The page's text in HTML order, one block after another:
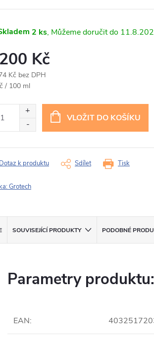
2 ks
Kč
Kč bez DPH
/ 100 ml
VLOŽIT DO KOŠÍKU
Tisk
k produktu Sdílet
Grotech
SOUVISEJÍCÍ PRODUKTY PODOBNÉ
Parametry produktu:
EAN: